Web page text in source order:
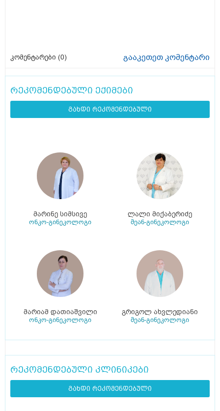
კომენტარები (0) გააკეთეთ კომენტარი
რეკომენდებული ექიმები
გახდი რეკომენდებული
მარინე სიმსივე
ონკო-გინეკოლოგი
ლალი მიქაბერიძე
მეან-გინეკოლოგი
მარიამ დათიაშვილი
ონკო-გინეკოლოგი
გრიგოლ ახვლედიანი
მეან-გინეკოლოგი
რეკომენდებული კლინიკები
გახდი რეკომენდებული